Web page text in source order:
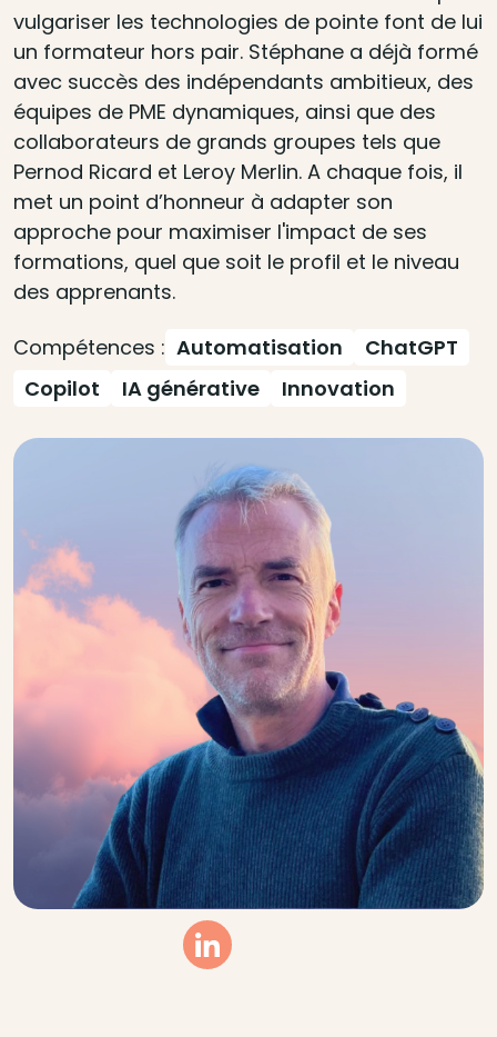
vulgariser les technologies de pointe font de lui
un formateur hors pair. Stéphane a déjà formé
avec succès des indépendants ambitieux, des
équipes de PME dynamiques, ainsi que des
collaborateurs de grands groupes tels que
Pernod Ricard et Leroy Merlin. A chaque fois, il
met un point d’honneur à adapter son
approche pour maximiser l'impact de ses
formations, quel que soit le profil et le niveau
des apprenants.
Compétences : Automatisation
ChatGPT
Copilot
IA générative Innovation
Linkedin